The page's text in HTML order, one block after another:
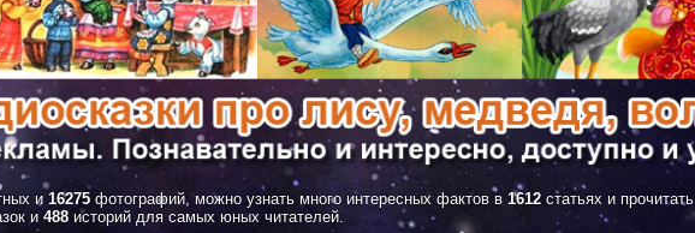
и 16275 фотографий, можно узнать много интересных фактов в 1612 статьях и прочитать
и 488 историй для самых юных читателей.